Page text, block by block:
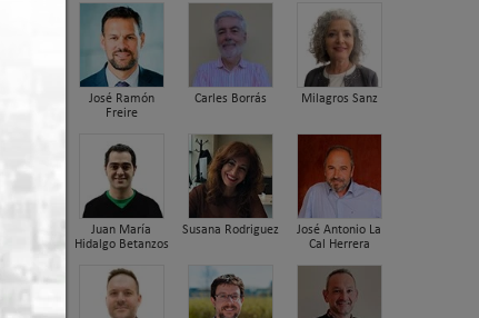
José Ramón
Freire
Carles Borrás Milagros Sanz
Juan María
Hidalgo Betanzos
Susana Rodriguez
José Antonio La
Cal Herrera